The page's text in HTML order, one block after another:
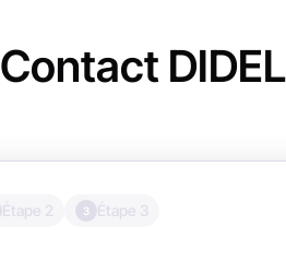
Contact
Étape 2 3 Étape 3